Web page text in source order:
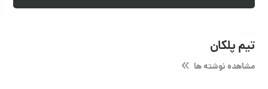
تیم پلکان
مشاهده نوشته ها